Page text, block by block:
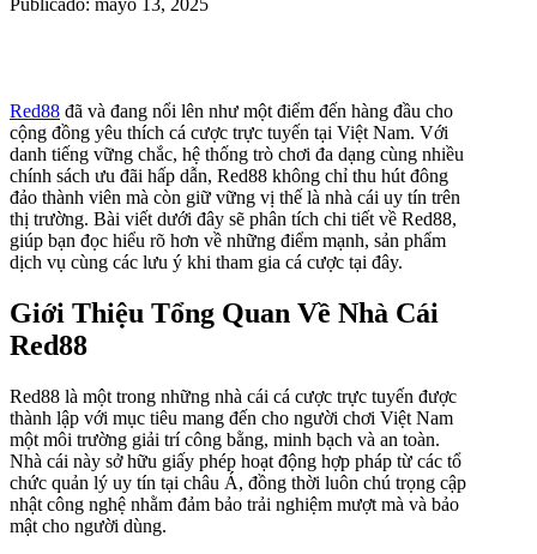
Red88 đã và đang nổi lên như một điểm đến hàng đầu cho
cộng đồng yêu thích cá cược trực tuyến tại Việt Nam. Với
danh tiếng vững chắc, hệ thống trò chơi đa dạng cùng nhiều
chính sách ưu đãi hấp dẫn, Red88 không chỉ thu hút đông
đảo thành viên mà còn giữ vững vị thế là nhà cái uy tín trên
thị trường. Bài viết dưới đây sẽ phân tích chi tiết về Red88,
giúp bạn đọc hiểu rõ hơn về những điểm mạnh, sản phẩm
dịch vụ cùng các lưu ý khi tham gia cá cược tại đây.
Giới Thiệu Tổng Quan Về Nhà Cái
Red88
Red88 là một trong những nhà cái cá cược trực tuyến được
thành lập với mục tiêu mang đến cho người chơi Việt Nam
một môi trường giải trí công bằng, minh bạch và an toàn.
Nhà cái này sở hữu giấy phép hoạt động hợp pháp từ các tổ
chức quản lý uy tín tại châu Á, đồng thời luôn chú trọng cập
nhật công nghệ nhằm đảm bảo trải nghiệm mượt mà và bảo
mật cho người dùng.